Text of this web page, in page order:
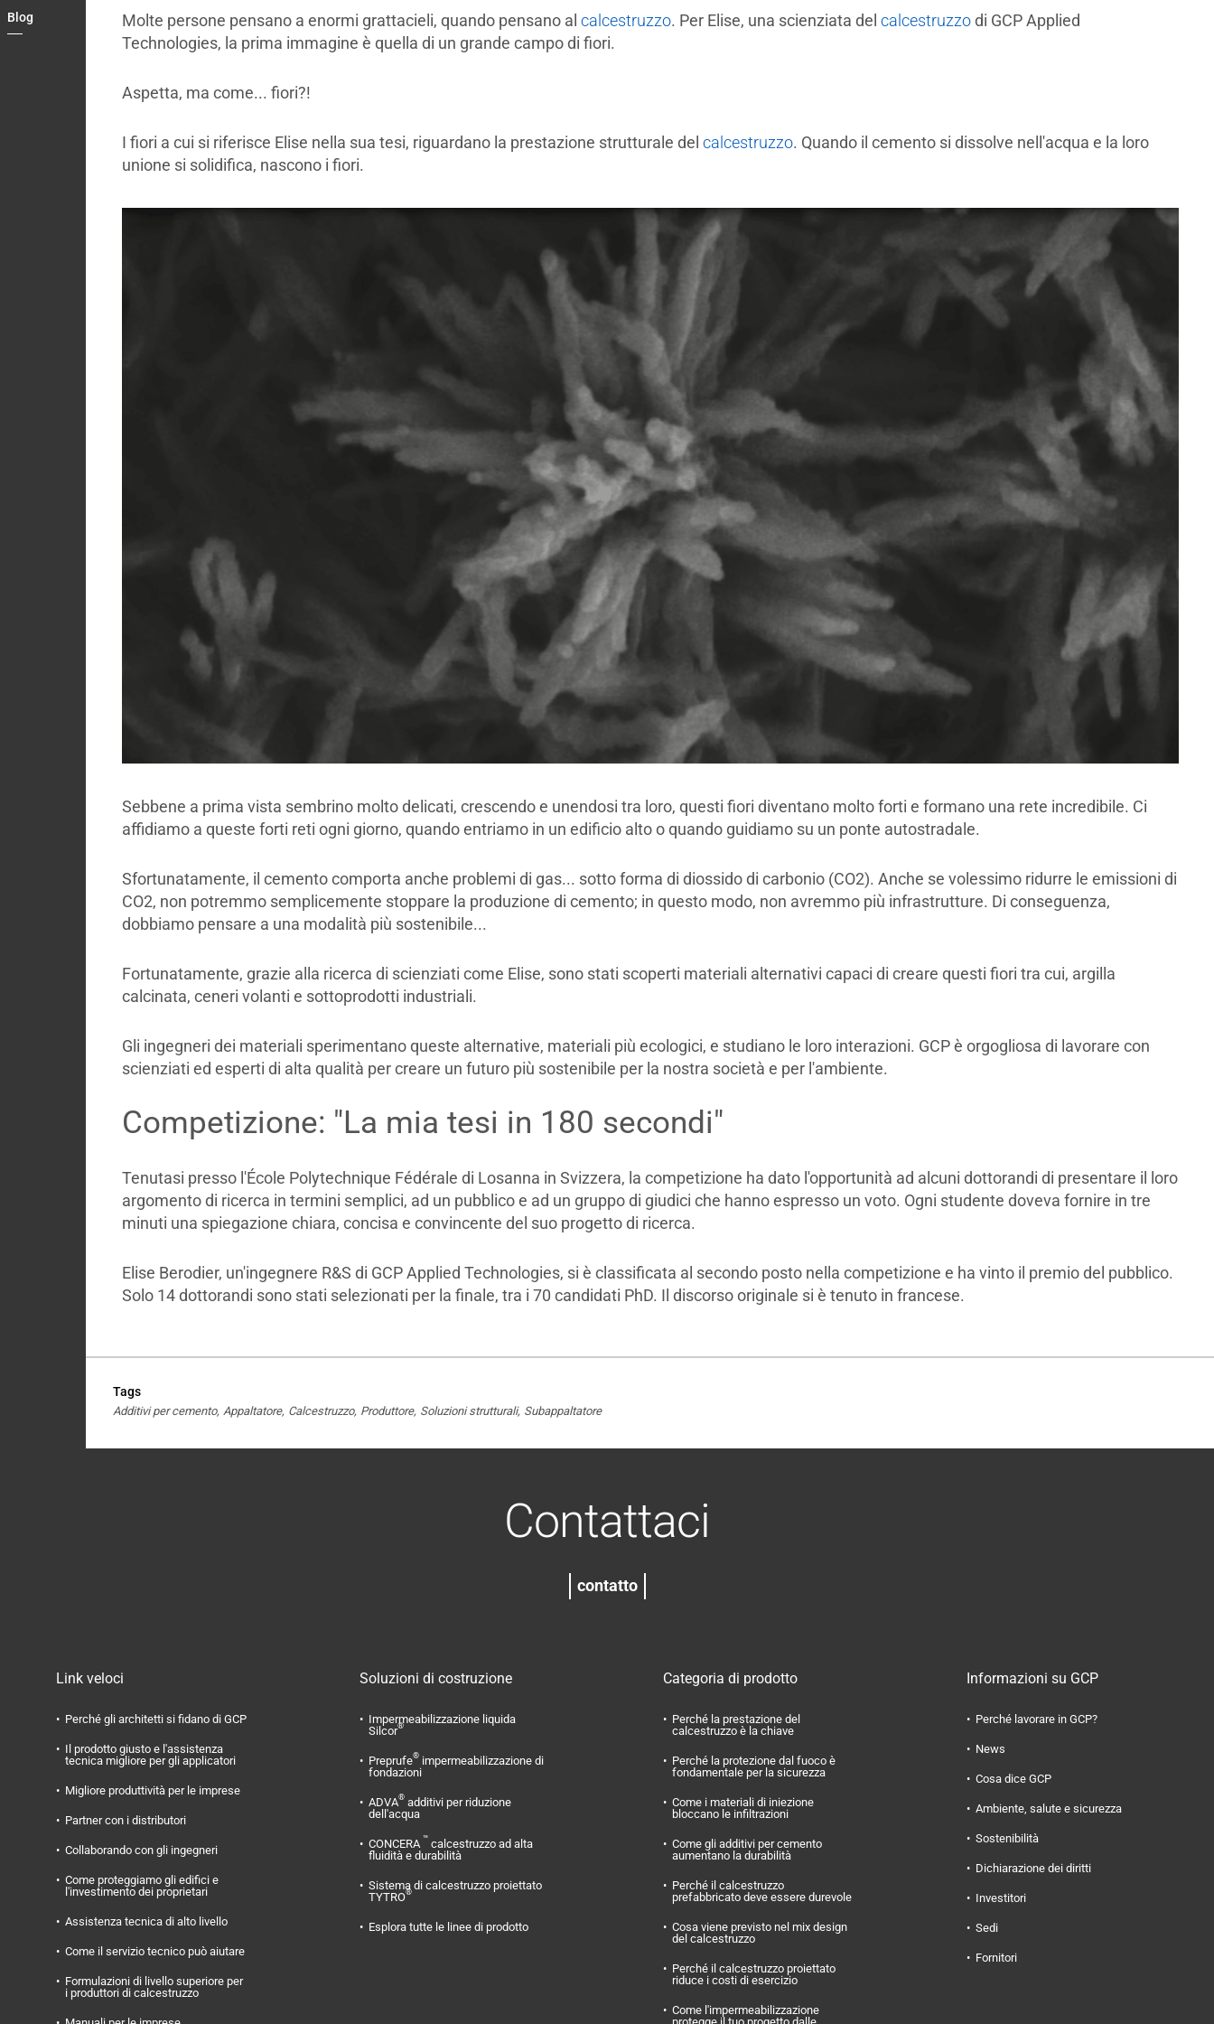
Blog
Country
Molte persone pensano a enormi grattacieli, quando pensano al calcestruzzo. Per Elise, una scienziata del calcestruzzodi GCP Applied
Technologies, la prima immagine è quella di un grande campo di fiori.
Aspetta, ma come... fiori?!
I fiori a cui si riferisce Elise nella sua tesi, riguardano la prestazione strutturale del calcestruzzo. Quando il cemento si dissolve nell'acqua e la loro
unione si solidifica, nascono i fiori.
Sebbene a prima vista sembrino molto delicati, crescendo e unendosi tra loro, questi fiori diventano molto forti e formano una rete incredibile. Ci
affidiamo a queste forti reti ogni giorno, quando entriamo in un edificio alto o quando guidiamo su un ponte autostradale.
Sfortunatamente, il cemento comporta anche problemi di gas... sotto forma di diossido di carbonio (CO2). Anche se volessimo ridurre le emissioni di
CO2, non potremmo semplicemente stoppare la produzione di cemento; in questo modo, non avremmo più infrastrutture. Di conseguenza,
dobbiamo pensare a una modalità più sostenibile...
Fortunatamente, grazie alla ricerca di scienziati come Elise, sono stati scoperti materiali alternativi capaci di creare questi fiori tra cui, argilla
calcinata, ceneri volanti e sottoprodotti industriali.
Gli ingegneri dei materiali sperimentano queste alternative, materiali più ecologici, e studiano le loro interazioni. GCP è orgogliosa di lavorare con
scienziati ed esperti di alta qualità per creare un futuro più sostenibile per la nostra società e per l'ambiente.
Competizione: "La mia tesi in 180 secondi"
Tenutasi presso l'École Polytechnique Fédérale di Losanna in Svizzera, la competizione ha dato l'opportunità ad alcuni dottorandi di presentare il loro
argomento di ricerca in termini semplici, ad un pubblico e ad un gruppo di giudici che hanno espresso un voto. Ogni studente doveva fornire in tre
minuti una spiegazione chiara, concisa e convincente del suo progetto di ricerca.
Elise Berodier, un'ingegnere R&S di GCP Applied Technologies, si è classificata al secondo posto nella competizione e ha vinto il premio del pubblico.
Solo 14 dottorandi sono stati selezionati per la finale, tra i 70 candidati PhD. Il discorso originale si è tenuto in francese.
Tags
Additivi per cemento Appaltatore Calcestruzzo Produttore Soluzioni strutturali Subappaltatore
Contattaci
contatto
Link veloci
Perché gli architetti si fidano di GCP
Il prodotto giusto e l'assistenza
tecnica migliore per gli applicatori
Migliore produttività per le imprese
Partner con i distributori
Collaborando con gli ingegneri
Come proteggiamo gli edifici e
l'investimento dei proprietari
Assistenza tecnica di alto livello
Come il servizio tecnico può aiutare
Formulazioni di livello superiore per
i produttori di calcestruzzo
Soluzioni di costruzione
Impermeabilizzazione liquida
Silcor®
Preprufe® impermeabilizzazione di
fondazioni
ADVA® additivi per riduzione
dell'acqua
CONCERA ™ calcestruzzo ad alta
fluidità e durabilità
Sistema di calcestruzzo proiettato
TYTRO®
Esplora tutte le linee di prodotto
Categoria di prodotto
Perché la prestazione del
calcestruzzo è la chiave
Perché la protezione dal fuoco è
fondamentale per la sicurezza
Come i materiali di iniezione
bloccano le infiltrazioni
Come gli additivi per cemento
aumentano la durabilità
Perché il calcestruzzo
prefabbricato deve essere durevole
Cosa viene previsto nel mix design
del calcestruzzo
Perché il calcestruzzo proiettato
riduce i costi di esercizio
Come l'impermeabilizzazione
Informazioni su GCP
Perché lavorare in GCP?
News
Cosa dice GCP
Ambiente, salute e sicurezza
Sostenibilità
Dichiarazione dei diritti
Investitori
Sedi
Fornitori